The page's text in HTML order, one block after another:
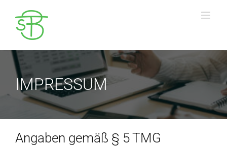
Inhalt
springen
IMPRESSUM
Angaben gemäß § 5 TMG